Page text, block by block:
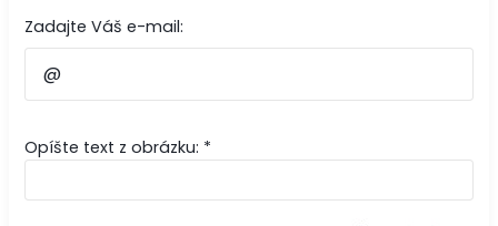
Zadajte Váš e-mail:
Opíšte text z obrázku: *